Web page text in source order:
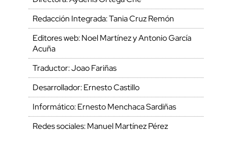
Redacción Integrada: Tania Cruz Remón
Editores web: Noel Martínez y Antonio García
Acuña
Traductor: Joao Fariñas
Desarrollador: Ernesto Castillo
Informático: Ernesto Menchaca Sardiñas
Redes sociales: Manuel Martínez Pérez